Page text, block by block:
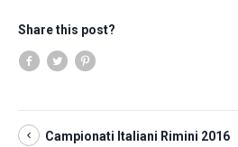
Share this post?
Campionati Italiani Rimini 2016